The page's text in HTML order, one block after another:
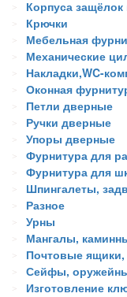
Корпуса
Крючки
Мебельная
Механические
Накладки,WC-
Оконная
Петли дверные
Ручки дверные
Упоры дверные
Фурнитура для
Фурнитура для
Шпингалеты,
Разное
Урны
Мангалы,
Почтовые ящики,
Сейфы,
Изготовление